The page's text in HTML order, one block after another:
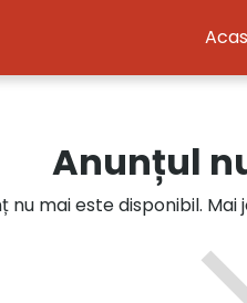
Anunțul
nu mai este disponibil.